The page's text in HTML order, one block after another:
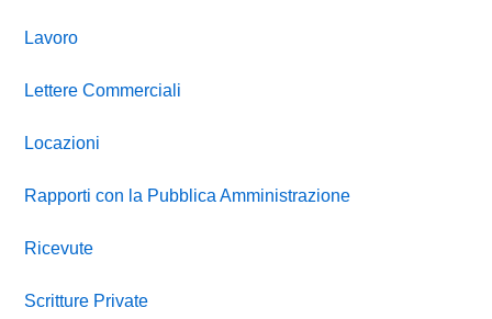
Lavoro
Lettere Commerciali
Locazioni
Rapporti con la Pubblica Amministrazione
Ricevute
Scritture Private